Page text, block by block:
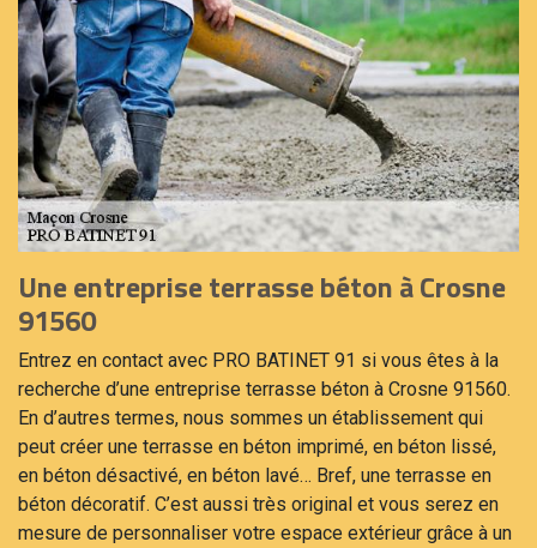
Une entreprise terrasse béton à Crosne
91560
Entrez en contact avec PRO BATINET 91 si vous êtes à la
recherche d’une entreprise terrasse béton à Crosne 91560.
En d’autres termes, nous sommes un établissement qui
peut créer une terrasse en béton imprimé, en béton lissé,
en béton désactivé, en béton lavé… Bref, une terrasse en
béton décoratif. C’est aussi très original et vous serez en
mesure de personnaliser votre espace extérieur grâce à un